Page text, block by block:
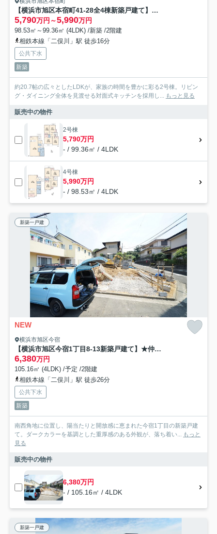
【横浜市旭区本宿町41-28全4棟新築戸建て】★仲介手数料無料★（本宿小学校・本宿中学校）
5,790万円～5,990万円
98.53㎡～99.36㎡ (4LDK) /新築 /2階建
相鉄本線「二俣川」駅 徒歩16分
公共下水
新築
約20.7帖の広々としたLDKが、家族の時間を豊かに彩る2号棟。リビン
グ・ダイニング全体を見渡せる対面式キッチンを採用し... もっと見る
販売中の物件
2号棟
5,790万円
- / 99.36㎡ / 4LDK
4号棟
5,990万円
- / 98.53㎡ / 4LDK
新築一戸建
NEW
横浜市旭区今宿
【横浜市旭区今宿1丁目8-13新築戸建て】★仲介手数料無料★（中沢小学校・旭中学校）
6,380万円
105.16㎡ (4LDK) /予定 /2階建
相鉄本線「二俣川」駅 徒歩26分
公共下水
新築
南西角地に位置し、陽当たりと開放感に恵まれた今宿1丁目の新築戸建
て。ダークカラーを基調とした重厚感のある外観が、落ち着い... もっと
見る
販売中の物件
6,380万円
- / 105.16㎡ / 4LDK
新築一戸建